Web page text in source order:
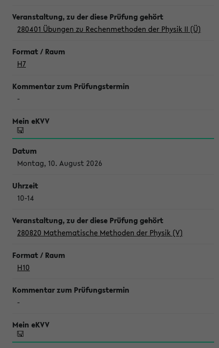
280401 Übungen zu Rechenmethoden der Physik II (Ü)
H7
-
Montag, 10. August 2026
10-14
280820 Mathematische Methoden der Physik (V)
H10
-